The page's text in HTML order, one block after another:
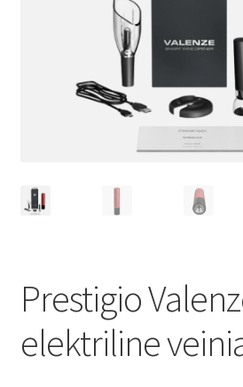
Sooduspakkumised
Prestigio
elektriline